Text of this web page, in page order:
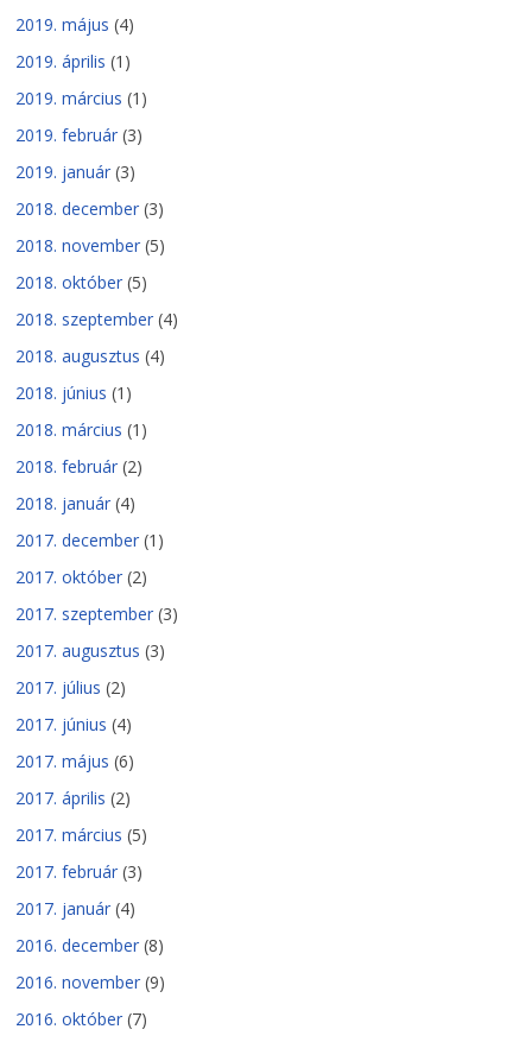
2019. május (4)
2019. április (1)
2019. március (1)
2019. február (3)
2019. január (3)
2018. december (3)
2018. november (5)
2018. október (5)
2018. szeptember (4)
2018. augusztus (4)
2018. június (1)
2018. március (1)
2018. február (2)
2018. január (4)
2017. december (1)
2017. október (2)
2017. szeptember (3)
2017. augusztus (3)
2017. július (2)
2017. június (4)
2017. május (6)
2017. április (2)
2017. március (5)
2017. február (3)
2017. január (4)
2016. december (8)
2016. november (9)
2016. október (7)